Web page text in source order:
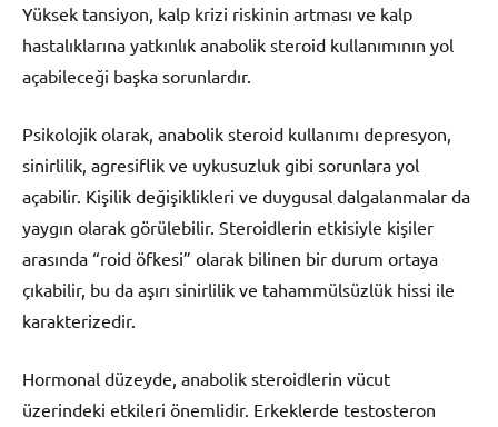
Yüksek tansiyon, kalp krizi riskinin artması ve kalp
hastalıklarına yatkınlık anabolik steroid kullanımının yol
açabileceği başka sorunlardır.
Psikolojik olarak, anabolik steroid kullanımı depresyon,
sinirlilik, agresiflik ve uykusuzluk gibi sorunlara yol
açabilir. Kişilik değişiklikleri ve duygusal dalgalanmalar da
yaygın olarak görülebilir. Steroidlerin etkisiyle kişiler
arasında “roid öfkesi” olarak bilinen bir durum ortaya
çıkabilir, bu da aşırı sinirlilik ve tahammülsüzlük hissi ile
karakterizedir.
Hormonal düzeyde, anabolik steroidlerin vücut
üzerindeki etkileri önemlidir. Erkeklerde testosteron